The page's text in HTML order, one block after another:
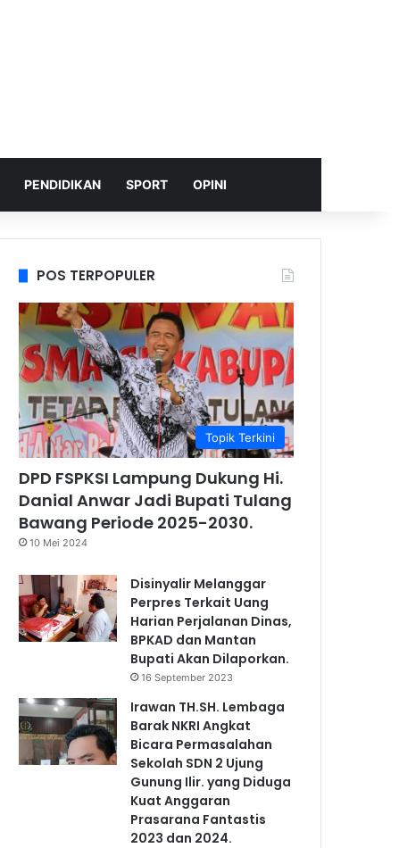
PENDIDIKAN SPORT OPINI
POS TERPOPULER
Topik Terkini
DPD FSPKSI Lampung Dukung Hi.
Danial Anwar Jadi Bupati Tulang
Bawang Periode 2025-2030.
10 Mei 2024
Disinyalir Melanggar
Perpres Terkait Uang
Harian Perjalanan Dinas,
BPKAD dan Mantan
Bupati Akan Dilaporkan.
16 September 2023
Irawan TH.SH. Lembaga
Barak NKRI Angkat
Bicara Permasalahan
Sekolah SDN 2 Ujung
Gunung Ilir. yang Diduga
Kuat Anggaran
Prasarana Fantastis
2023 dan 2024.